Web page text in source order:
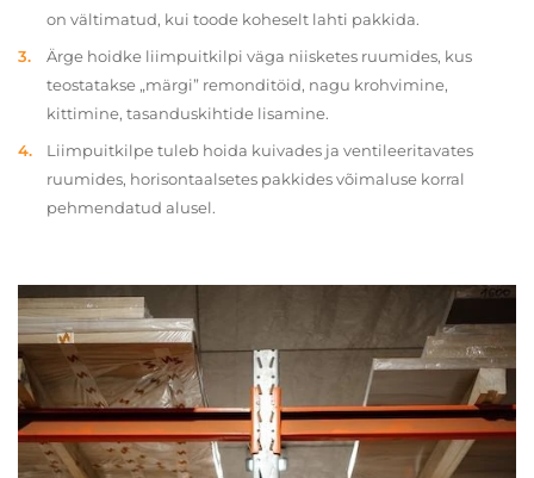
on vältimatud, kui toode koheselt lahti pakkida.
Ärge hoidke liimpuitkilpi väga niisketes ruumides, kus
teostatakse „märgi” remonditöid, nagu krohvimine,
kittimine, tasanduskihtide lisamine.
Liimpuitkilpe tuleb hoida kuivades ja ventileeritavates
ruumides, horisontaalsetes pakkides võimaluse korral
pehmendatud alusel.